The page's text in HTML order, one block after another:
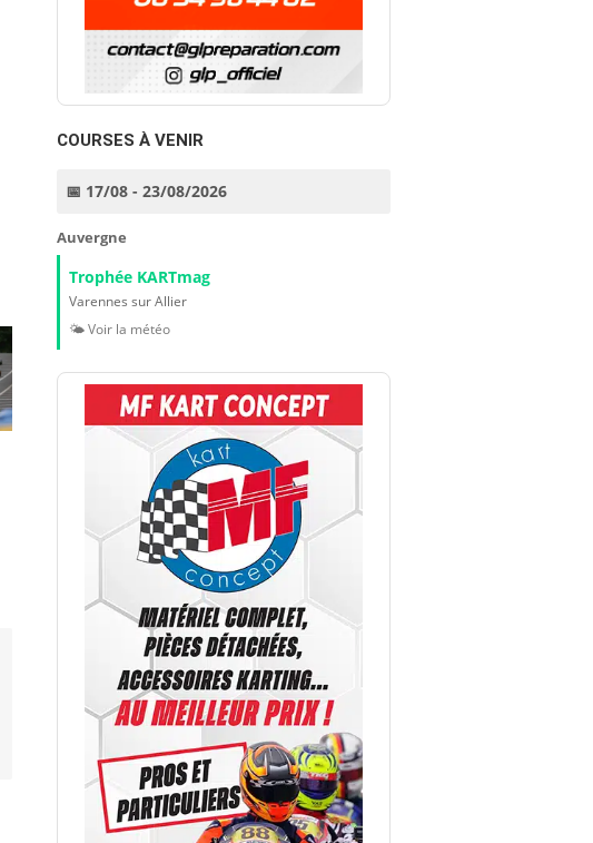
COURSES À VENIR
📅 17/08 - 23/08/2026
Auvergne
Trophée KARTmag
Varennes sur Allier
🌤️ Voir la météo